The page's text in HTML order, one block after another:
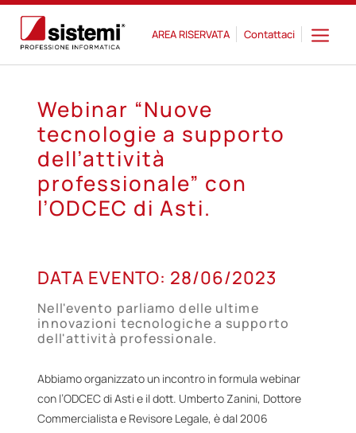
AREA RISERVATA Contattaci
Webinar “Nuove
tecnologie a supporto
dell’attività
professionale” con
l’ODCEC di Asti.
28
GIU
DATA EVENTO: 28/06/2023
Nell'evento parliamo delle ultime
innovazioni tecnologiche a supporto
dell'attività professionale.
Abbiamo organizzato un incontro in formula webinar
con l’ODCEC di Asti e il dott. Umberto Zanini, Dottore
Commercialista e Revisore Legale, è dal 2006